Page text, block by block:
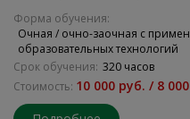
Форма обучения:
Очная / очно-заочная с
образовательных технологий
Срок обучения: 320 часов
Стоимость: 10 000 руб. / 8